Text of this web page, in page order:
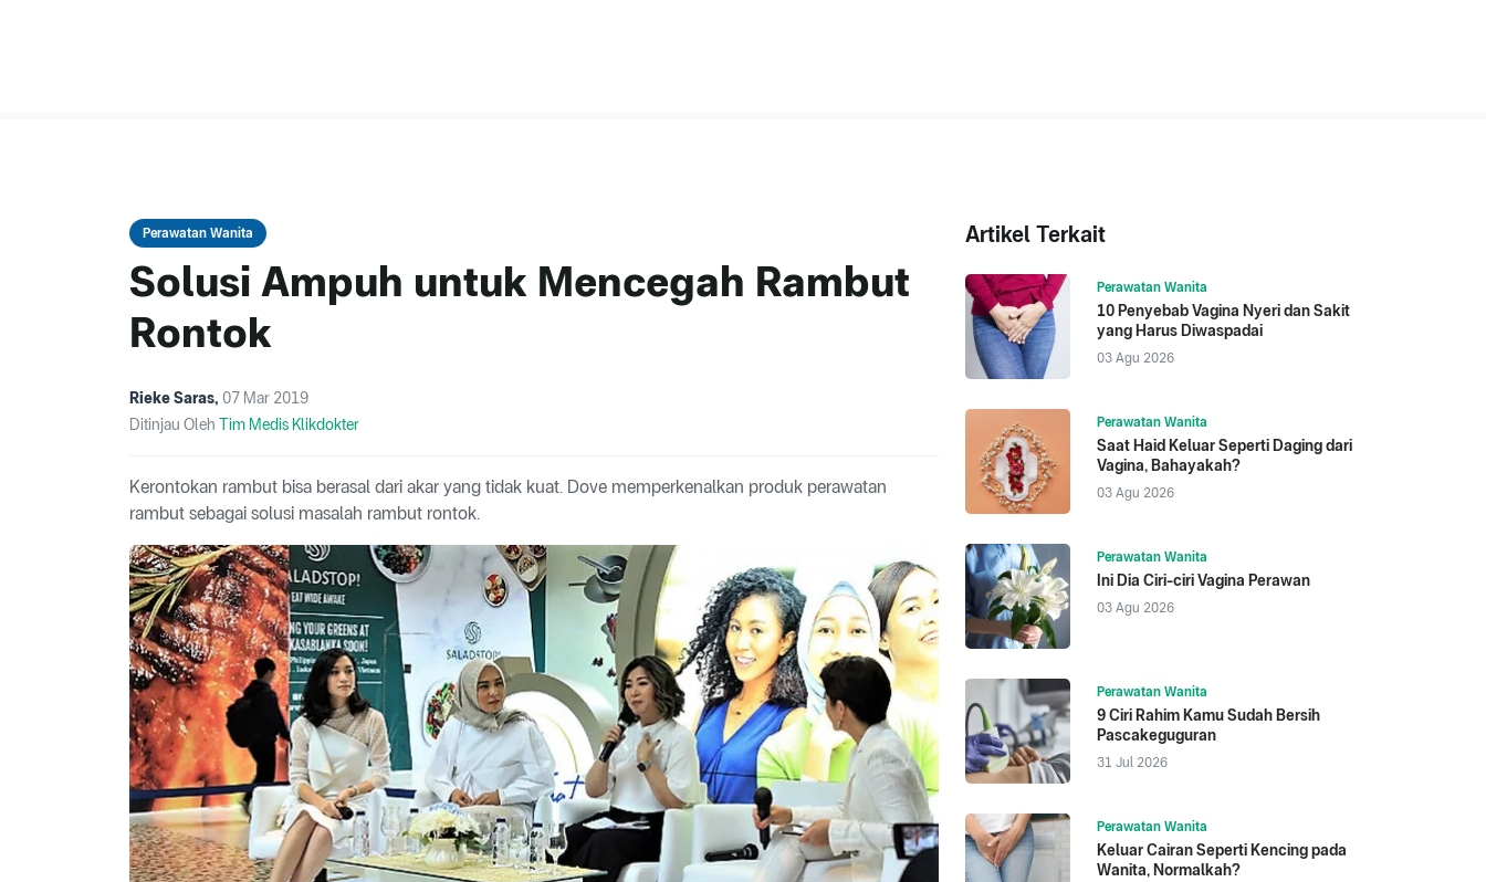
Perawatan Wanita
Solusi Ampuh untuk Mencegah Rambut
Rontok
Rieke Saras, 07 Mar 2019
Ditinjau Oleh Tim Medis Klikdokter
Kerontokan rambut bisa berasal dari akar yang tidak kuat. Dove memperkenalkan produk perawatan
rambut sebagai solusi masalah rambut rontok.
Artikel Terkait
Perawatan Wanita
10 Penyebab Vagina Nyeri dan Sakit
yang Harus Diwaspadai
03 Agu 2026
Perawatan Wanita
Saat Haid Keluar Seperti Daging dari
Vagina, Bahayakah?
03 Agu 2026
Perawatan Wanita
Ini Dia Ciri-ciri Vagina Perawan
03 Agu 2026
Perawatan Wanita
9 Ciri Rahim Kamu Sudah Bersih
Pascakeguguran
31 Jul 2026
Perawatan Wanita
Keluar Cairan Seperti Kencing pada
Wanita, Normalkah?